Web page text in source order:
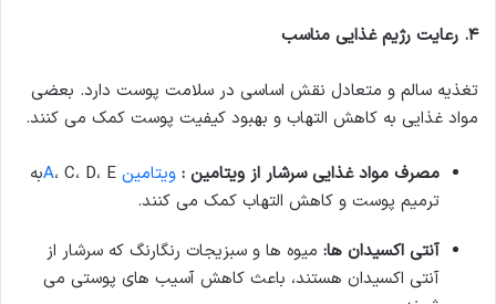
۴. رعایت رژیم غذایی مناسب
تغذیه سالم و متعادل نقش اساسی در سلامت پوست دارد. بعضی
مواد غذایی به کاهش التهاب و بهبود کیفیت پوست کمک می کنند.
مصرف مواد غذایی سرشار از ویتامین : ویتامین A
، C، D، Eبه
ترمیم پوست و کاهش التهاب کمک می کنند.
آنتی اکسیدان ها: میوه ها و سبزیجات رنگارنگ که سرشار از
آنتی اکسیدان هستند، باعث کاهش آسیب های پوستی می